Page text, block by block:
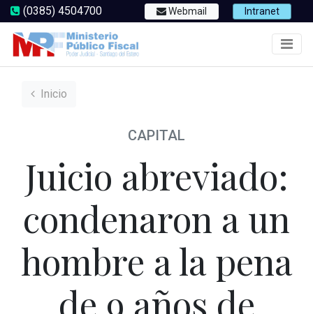
(0385) 4504700 Webmail Intranet
Inicio
CAPITAL
Juicio abreviado:
condenaron a un
hombre a la pena
de 9 años de